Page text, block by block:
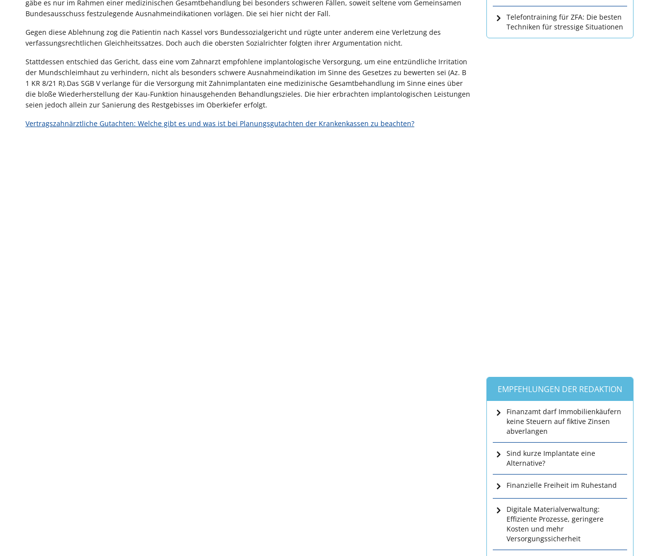
gäbe es nur im Rahmen einer medizinischen Gesamtbehandlung bei besonders schweren Fällen, soweit seltene vom Gemeinsamen
Bundesausschuss festzulegende Ausnahmeindikationen vorlägen. Die sei hier nicht der Fall.
Gegen diese Ablehnung zog die Patientin nach Kassel vors Bundessozialgericht und rügte unter anderem eine Verletzung des
verfassungsrechtlichen Gleichheitssatzes. Doch auch die obersten Sozialrichter folgten ihrer Argumentation nicht.
Stattdessen entschied das Gericht, dass eine vom Zahnarzt empfohlene implantologische Versorgung, um eine entzündliche Irritation
der Mundschleimhaut zu verhindern, nicht als besonders schwere Ausnahmeindikation im Sinne des Gesetzes zu bewerten sei (Az. B
1 KR 8/21 R).Das SGB V verlange für die Versorgung mit Zahnimplantaten eine medizinische Gesamtbehandlung im Sinne eines über
die bloße Wiederherstellung der Kau-Funktion hinausgehenden Behandlungszieles. Die hier erbrachten implantologischen Leistungen
seien jedoch allein zur Sanierung des Restgebisses im Oberkiefer erfolgt.
Vertragszahnärztliche Gutachten: Welche gibt es und was ist bei Planungsgutachten der Krankenkassen zu beachten?
Telefontraining für ZFA: Die besten
Techniken für stressige Situationen
EMPFEHLUNGEN DER REDAKTION
Finanzamt darf Immobilienkäufern
keine Steuern auf fiktive Zinsen
abverlangen
Sind kurze Implantate eine
Alternative?
Finanzielle Freiheit im Ruhestand
Digitale Materialverwaltung:
Effiziente Prozesse, geringere
Kosten und mehr
Versorgungssicherheit